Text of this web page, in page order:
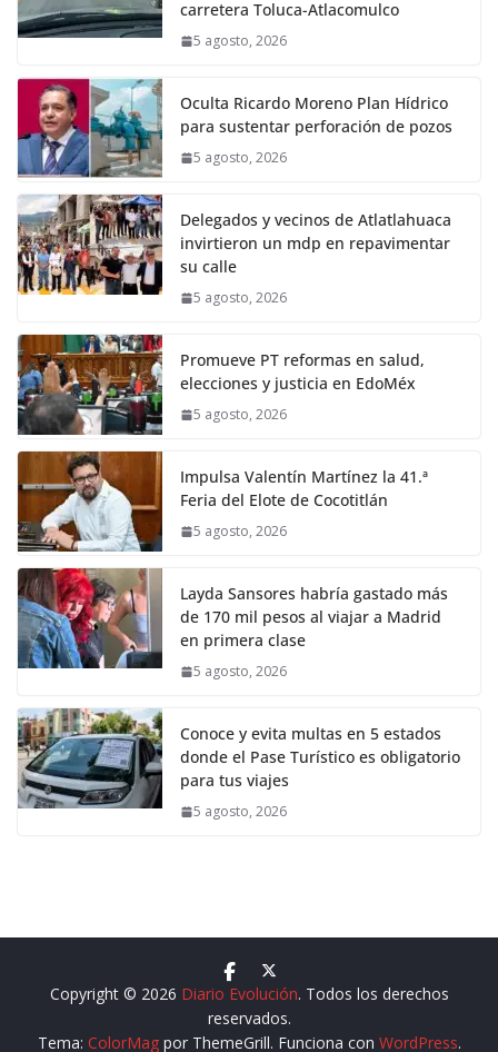
carretera Toluca-Atlacomulco
5 agosto, 2026
Oculta Ricardo Moreno Plan Hídrico
para sustentar perforación de pozos
5 agosto, 2026
Delegados y vecinos de Atlatlahuaca
invirtieron un mdp en repavimentar
su calle
5 agosto, 2026
Promueve PT reformas en salud,
elecciones y justicia en EdoMéx
5 agosto, 2026
Impulsa Valentín Martínez la 41.ª
Feria del Elote de Cocotitlán
5 agosto, 2026
Layda Sansores habría gastado más
de 170 mil pesos al viajar a Madrid
en primera clase
5 agosto, 2026
Conoce y evita multas en 5 estados
donde el Pase Turístico es obligatorio
para tus viajes
5 agosto, 2026
Copyright © 2026 Diario Evolución. Todos los derechos
reservados.
Tema: ColorMagpor ThemeGrill. Funciona con WordPress.